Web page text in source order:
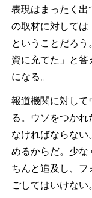
表現はまったく出
の取材に対しては
ということだろ
資に充てた」と答
になる。
報道機関に対して
る。ウソをつか
なければならない
めるからだ。少な
ちんと追及し、フ
ごしてはいけない